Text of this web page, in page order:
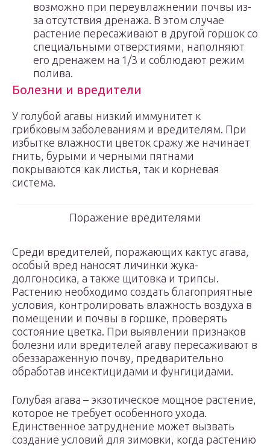
возможно при переувлажнении почвы из-
за отсутствия дренажа. В этом случае
растение пересаживают в другой горшок со
специальными отверстиями, наполняют
его дренажем на 1/3 и соблюдают режим
полива.
Болезни и вредители
У голубой агавы низкий иммунитет к
грибковым заболеваниям и вредителям. При
избытке влажности цветок сражу же начинает
гнить, бурыми и черными пятнами
покрываются как листья, так и корневая
система.
Поражение вредителями
Среди вредителей, поражающих кактус агава,
особый вред наносят личинки жука-
долгоносика, а также щитовка и трипсы.
Растению необходимо создать благоприятные
условия, контролировать влажность воздуха в
помещении и почвы в горшке, проверять
состояние цветка. При выявлении признаков
болезни или вредителей агаву пересаживают в
обеззараженную почву, предварительно
обработав инсектицидами и фунгицидами.
Голубая агава – экзотическое мощное растение,
которое не требует особенного ухода.
Единственное затруднение может вызвать
создание условий для зимовки, когда растению